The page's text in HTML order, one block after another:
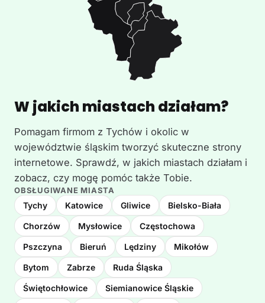
W jakich miastach działam?
Pomagam firmom z Tychów i okolic w
województwie śląskim tworzyć skuteczne strony
internetowe. Sprawdź, w jakich miastach działam i
zobacz, czy mogę pomóc także Tobie.
OBSŁUGIWANE MIASTA
Tychy Katowice Gliwice Bielsko-Biała
Chorzów Mysłowice Częstochowa
Pszczyna Bieruń Lędziny Mikołów
Bytom Zabrze Ruda Śląska
Świętochłowice Siemianowice Śląskie